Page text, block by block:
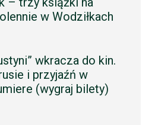
w Wodziłkach
wkracza do kin.
i przyjaźń w
(wygraj bilety)